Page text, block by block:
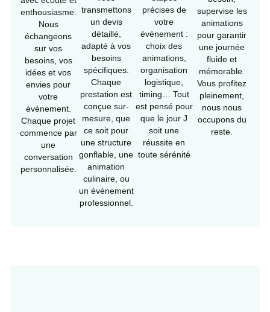
enthousiasme.
Nous
échangeons
sur vos
besoins, vos
idées et vos
envies pour
votre
événement.
Chaque projet
commence par
une
conversation
personnalisée.
transmettons
un devis
détaillé,
adapté à vos
besoins
spécifiques.
Chaque
prestation est
conçue sur-
mesure, que
ce soit pour
une structure
gonflable, une
animation
culinaire, ou
un événement
professionnel.
précises de
votre
événement :
choix des
animations,
organisation
logistique,
timing… Tout
est pensé pour
que le jour J
soit une
réussite en
toute sérénité
supervise les
animations
pour garantir
une journée
fluide et
mémorable.
Vous profitez
pleinement,
nous nous
occupons du
reste.